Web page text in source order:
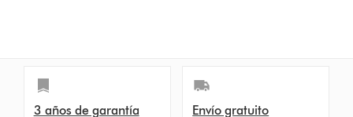
3 años de garantía Envío gratuito